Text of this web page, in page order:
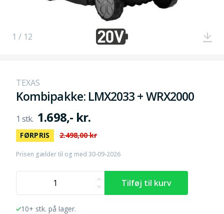
1 / 12
TEXAS
Kombipakke: LMX2033 + WRX2000
1.698,- kr.
FØRPRIS 2.498,00 kr
Prisen gælder til og med 30-09-2026
10+ stk. på lager.